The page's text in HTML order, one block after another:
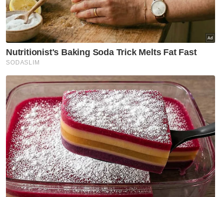
ternakan sehingga menimbulkan konflik
antara mereka.
"Pemungut kerang ini bukanlah nelayan
berdaftar di bawah persatuan, setiap hari